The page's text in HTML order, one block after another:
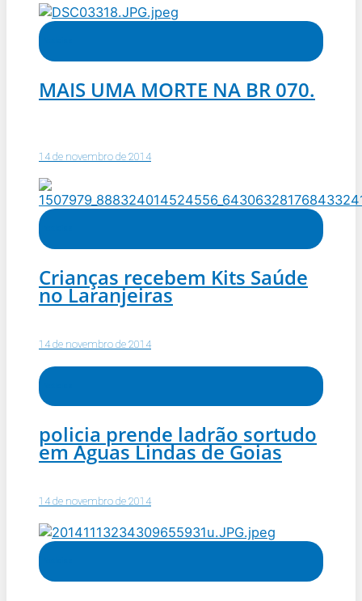
MAIS UMA MORTE NA BR 070.
14 de novembro de 2014
Crianças recebem Kits Saúde
no Laranjeiras
14 de novembro de 2014
policia prende ladrão sortudo
em Aguas Lindas de Goias
14 de novembro de 2014